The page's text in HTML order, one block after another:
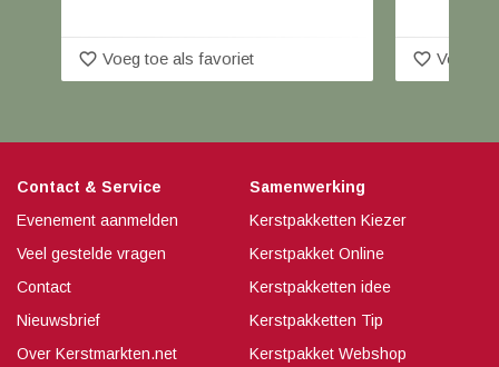
favorite_border Voeg toe als favoriet favorite_border Voeg
Contact & Service
Evenement aanmelden
Veel gestelde vragen
Contact
Nieuwsbrief
Over Kerstmarkten.net
Samenwerking
Kerstpakketten Kiezer
Kerstpakket Online
Kerstpakketten idee
Kerstpakketten Tip
Kerstpakket Webshop